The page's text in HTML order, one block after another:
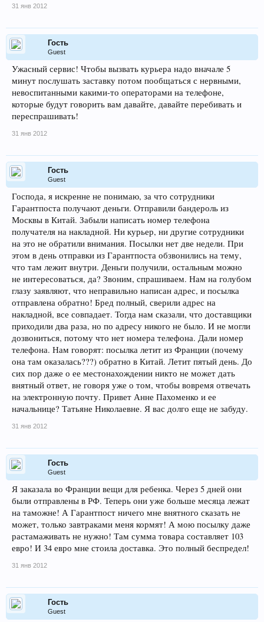
31 янв 2012
Гость
Guest
Ужасный сервис! Чтобы вызвать курьера надо вначале 5
минут послушать заставку потом пообщаться с нервными,
невоспитанными какими-то операторами на телефоне,
которые будут говорить вам давайте, давайте перебивать и
переспрашивать!
31 янв 2012
Гость
Guest
Господа, я искренне не понимаю, за что сотрудники
Гарантпоста получают деньги. Отправили бандероль из
Москвы в Китай. Забыли написать номер телефона
получателя на накладной. Ни курьер, ни другие сотрудники
на это не обратили внимания. Посылки нет две недели. При
этом в день отправки из Гарантпоста обзвонились на тему,
что там лежит внутри. Деньги получили, остальным можно
не интересоваться, да? Звоним, спрашиваем. Нам на голубом
глазу заявляют, что неправильно написан адрес, и посылка
отправлена обратно! Бред полный, сверили адрес на
накладной, все совпадает. Тогда нам сказали, что доставщики
приходили два раза, но по адресу никого не было. И не могли
дозвониться, потому что нет номера телефона. Дали номер
телефона. Нам говорят: посылка летит из Франции (почему
она там оказалась???) обратно в Китай. Летит пятый день. До
сих пор даже о ее местонахождении никто не может дать
внятный ответ, не говоря уже о том, чтобы вовремя отвечать
на электронную почту. Привет Анне Пахоменко и ее
начальнице? Татьяне Николаевне. Я вас долго еще не забуду.
31 янв 2012
Гость
Guest
Я заказала во Франции вещи для ребенка. Через 5 дней они
были отправлены в РФ. Теперь они уже больше месяца лежат
на таможне! А Гарантпост ничего мне внятного сказать не
может, только завтраками меня кормят! А мою посылку даже
растамаживать не нужно! Там сумма товара составляет 103
евро! И 34 евро мне стоила доставка. Это полный беспредел!
31 янв 2012
Гость
Guest